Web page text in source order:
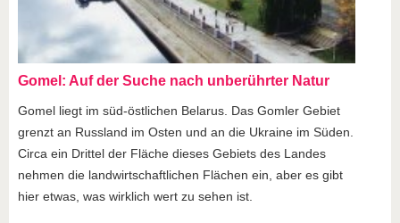
Gomel: Auf der Suche nach unberührter Natur
Gomel liegt im süd-östlichen Belarus. Das Gomler Gebiet
grenzt an Russland im Osten und an die Ukraine im Süden.
Circa ein Drittel der Fläche dieses Gebiets des Landes
nehmen die landwirtschaftlichen Flächen ein, aber es gibt
hier etwas, was wirklich wert zu sehen ist.